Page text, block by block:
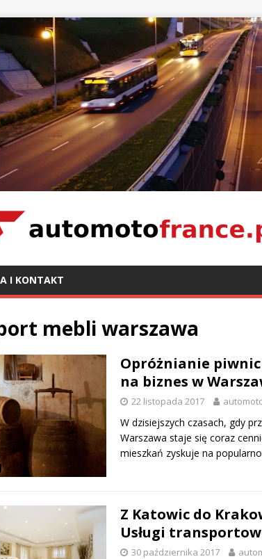
I KONTAKT
mebli warszawa
Opróżnianie piwnic
na biznes w
22 listopada 2017
W dzisiejszych czasach, gdy
Warszawa staje się coraz
mieszkań zyskuje na
Z Katowic do
Usługi
30 października 2017